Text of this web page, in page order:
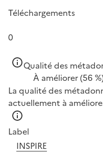
Téléchargements
0
Qualité des
À améliorer(56
La qualité des
actuellement à
Label
INSPIRE